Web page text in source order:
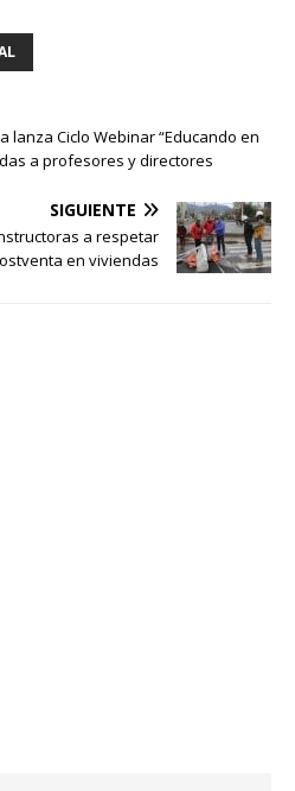
lanza Ciclo Webinar “Educando en
a profesores y directores
SIGUIENTE
a respetar
en viviendas